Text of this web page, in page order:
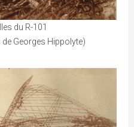
du R-101
Georges Hippolyte)